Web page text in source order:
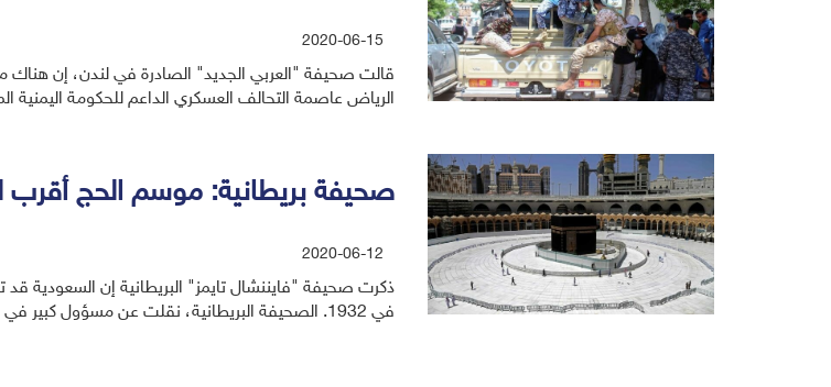
2020-06-15
قالت صحيفة "العربي الجديد" الصادرة في لندن، إن هناك
الرياض عاصمة التحالف العسكري الداعم للحكومة اليمنية
صحيفة بريطانية: موسم الحج أقرب
2020-06-12
ذكرت صحيفة "فايننشال تايمز" البريطانية إن السعودية قد
في 1932. الصحيفة البريطانية، نقلت عن مسؤول كبير في وزراة الحج والعمر